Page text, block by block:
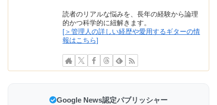
読者のリアルな悩みを、長年の経験から論理
的かつ科学的に紐解きます。
[＞管理人の詳しい経歴や愛用するギターの情
報はこちら]
Google News認定パブリッシャー